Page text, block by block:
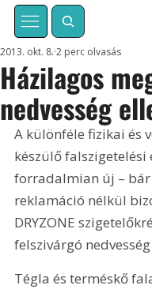
Házilagos
nedvesség
2013. okt. 8. 2 perc olvasás
A különféle fizikai és
készülő
forradalmian új –
reklamáció nélkül
DRYZONE
felszivárgó
Tégla és terméskő